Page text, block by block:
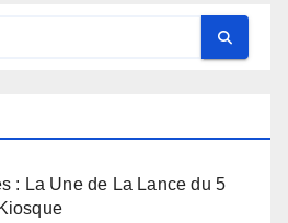
: La Une de La Lance du 5